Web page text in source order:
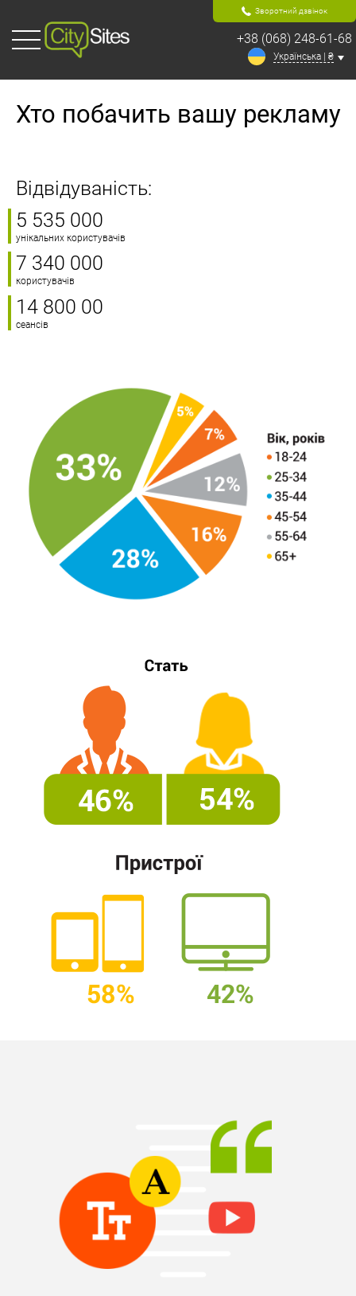
Зворотний дзвінок
+38 (068) 248-61-68
Українська | ₴
Хто побачить вашу рекламу
Відвідуваність:
5 535 000
унікальних користувачів
7 340 000
користувачів
14 800 00
сеансів